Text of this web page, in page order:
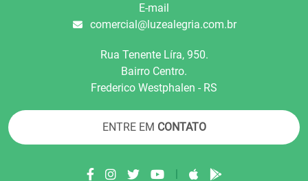
E-mail
comercial@luzealegria.com.br
Rua Tenente Líra, 950.
Bairro Centro.
Frederico Westphalen - RS
ENTRE EM CONTATO
|